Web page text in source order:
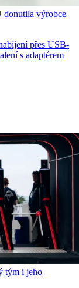
donutila výrobce
přes USB-
s adaptérem
tým i jeho